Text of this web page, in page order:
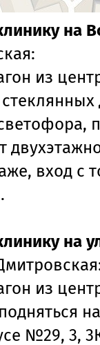
на
из
вход с
на
из
№29, 3,